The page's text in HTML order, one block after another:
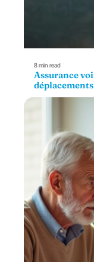
8 min read
Assurance